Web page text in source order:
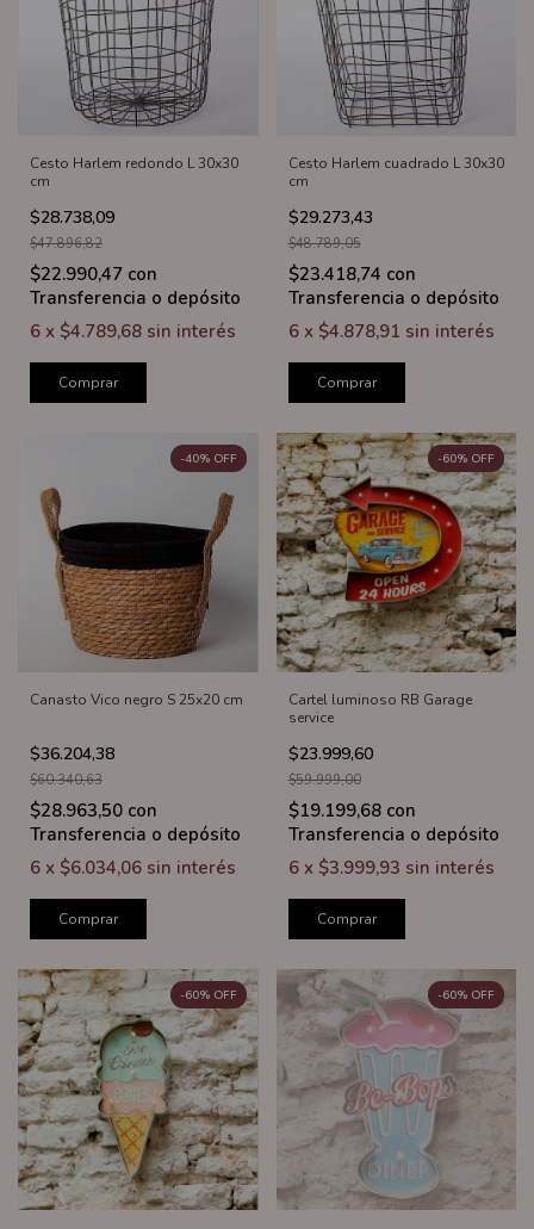
Cesto Harlem redondo L 30x30
cm
$28.738,09
$47.896,82
$22.990,47 con
Transferencia o depósito
6 x $4.789,68 sin interés
Comprar
Cesto Harlem cuadrado L 30x30
cm
$29.273,43
$48.789,05
$23.418,74 con
Transferencia o depósito
6 x $4.878,91 sin interés
Comprar
Canasto Vico negro S 25x20 cm
$36.204,38
-40% OFF
$60.340,63
$28.963,50 con
Transferencia o depósito
6 x $6.034,06 sin interés
Comprar
Cartel luminoso RB Garage
service
$23.999,60
-60% OFF
$59.999,00
$19.199,68 con
Transferencia o depósito
6 x $3.999,93 sin interés
Comprar
-60% OFF -60% OFF